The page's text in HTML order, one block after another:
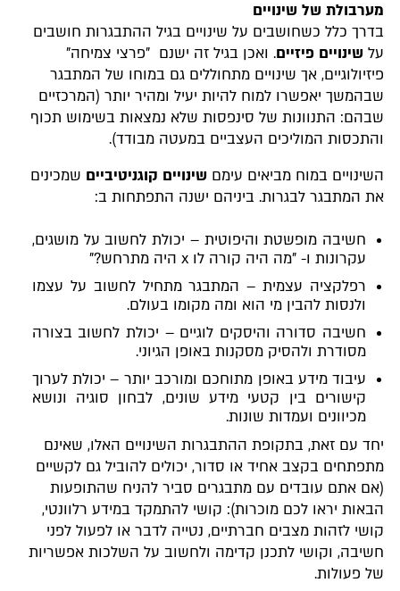
מערבולת של שינויים
בדרך כלל כשחושבים על שינויים בגיל ההתבגרות חושבים
עלשינויים פיזיים. ואכן בגיל זה ישנם "פרצי צמיחה"
פיזיולוגיים, אך שינויים מתחוללים גם במוחו של המתבגר
שבהמשך יאפשרו למוח להיות יעיל ומהיר יותר (המרכזיים
שבהם: התנוונות של סינפסות שלא נמצאות בשימוש תכוף
והתכסות המוליכים העצביים במעטה מבודד).
השינויים במוח מביאים עימם שינויים קוגניטיביים שמכינים
את המתבגר לבגרות. ביניהם ישנה התפתחות ב:
חשיבה מופשטת והיפוטית – יכולת לחשוב על מושגים,
עקרונות ו- "מה היה קורה לו x היה מתרחש?"
רפלקציה עצמית – המתבגר מתחיל לחשוב על עצמו
ולנסות להבין מי הוא ומה מקומו בעולם.
חשיבה סדורה והיסקים לוגיים – יכולת לחשוב בצורה
מסודרת ולהסיק מסקנות באופן הגיוני.
עיבוד מידע באופן מתוחכם ומורכב יותר – יכולת לערוך
קישורים בין קטעי מידע שונים, לבחון סוגיה ונושא
מכיוונים ועמדות שונות.
יחד עם זאת, בתקופת ההתבגרות השינויים האלו, שאינם
מתפתחים בקצב אחיד או סדור, יכולים להוביל גם לקשיים
(אם אתם עובדים עם מתבגרים סביר להניח שהתופעות
הבאות יראו לכם מוכרות): קושי להתמקד במידע רלוונטי,
קושי לזהות מצבים חברתיים, נטייה לדבר או לפעול לפני
חשיבה, וקושי לתכנן קדימה ולחשוב על השלכות אפשריות
של פעולות.